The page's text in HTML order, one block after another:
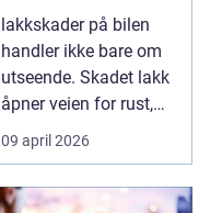
lakkskader på bilen
handler ikke bare om
utseende. Skadet lakk
åpner veien for rust,
verdifall og dy...
09 april 2026